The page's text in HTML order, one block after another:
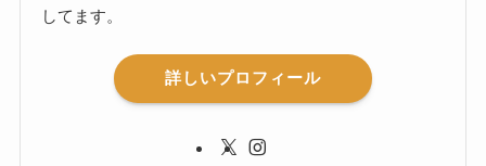
してます。
詳しいプロフィール